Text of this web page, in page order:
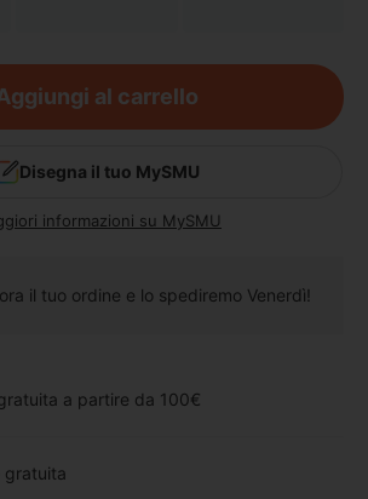
al carrello
Disegna il tuo MySMU
informazioni su MySMU
il tuo ordine e lo spediremo Venerdì!
a partire da 100€
gratuita